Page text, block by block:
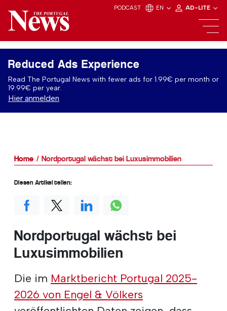
PODCAST EN AD-LITE
Reduced Ads Experience
Read The Portugal News with fewer ads for 1.99€ per month or
19.99€ per year.
Hier anmelden
Home Nordportugal wächst bei Luxusimmobilien
Nordportugal wächst bei
Luxusimmobilien
Die im Marktbericht Portugal 2025-
2026 von Engel & Völkers
Diesen Artikel teilen: